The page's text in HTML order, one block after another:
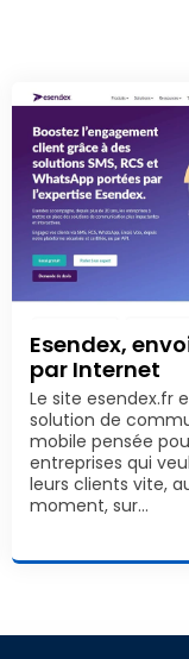
Esendex,
par Internet
Le site esendex.fr
solution de
mobile pensée
entreprises qui
leurs clients vite,
moment, sur…